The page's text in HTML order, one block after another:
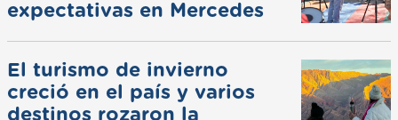
expectativas en Mercedes
El turismo de invierno
creció en el país y varios
destinos rozaron la